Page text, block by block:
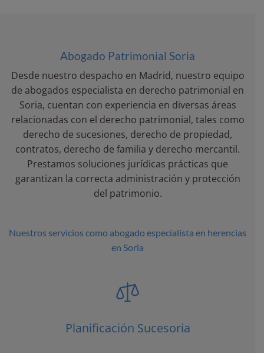
Abogado Patrimonial Soria
Desde nuestro despacho en Madrid, nuestro equipo
de abogados especialista en derecho patrimonial en
Soria, cuentan con experiencia en diversas áreas
relacionadas con el derecho patrimonial, tales como
derecho de sucesiones, derecho de propiedad,
contratos, derecho de familia y derecho mercantil.
Prestamos soluciones jurídicas prácticas que
garantizan la correcta administración y protección
del patrimonio.
Nuestros servicios como abogado especialista en herencias
en Soria
Planificación Sucesoria